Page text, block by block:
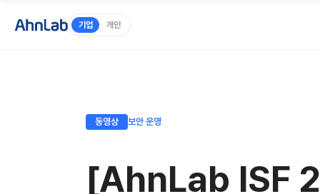
기업 개인
동영상 보안 운영
[AhnLab ISF